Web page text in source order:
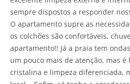
sempre dispostos a responder
O apartamento supre as
os colchões são confortáveis,
apartamento!! Já a praia tem
um pouco mais de atenção, mas é
cristalina e limpeza diferenciada,